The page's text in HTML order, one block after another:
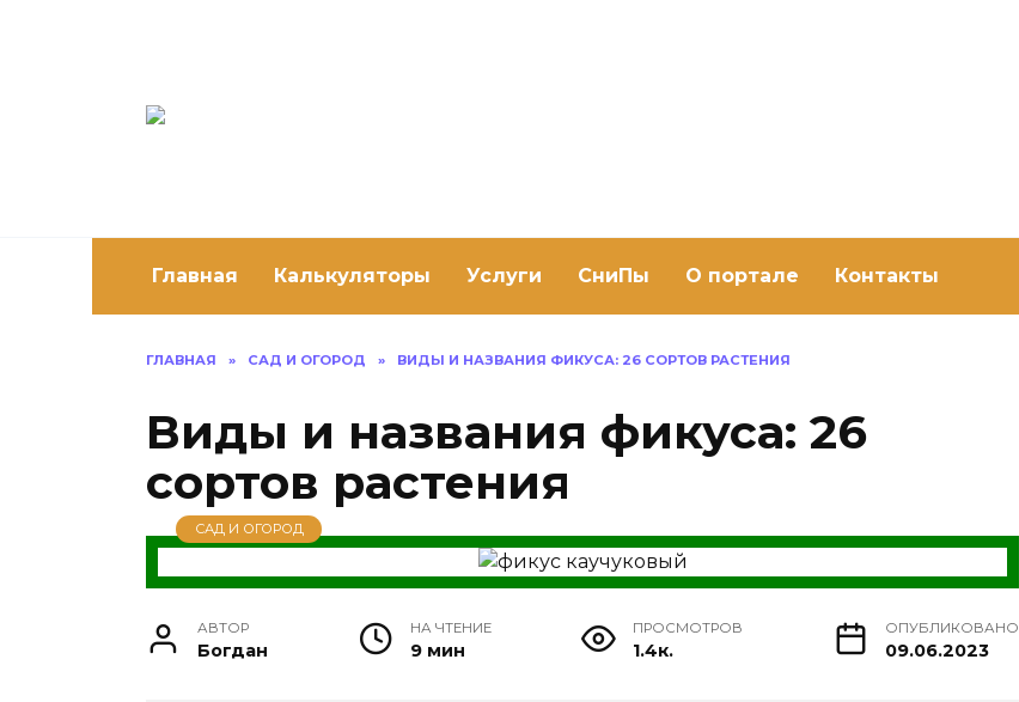
Главная Калькуляторы Услуги СниПы О портале Контакты
ГЛАВНАЯ » САД И ОГОРОД » ВИДЫ И НАЗВАНИЯ ФИКУСА: 26 СОРТОВ РАСТЕНИЯ
Виды и названия фикуса: 26
сортов растения
САД И ОГОРОД
АВТОР
Богдан
НА ЧТЕНИЕ
9 мин
ПРОСМОТРОВ
1.4к.
ОПУБЛИКОВАНО
09.06.2023